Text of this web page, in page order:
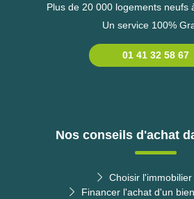
Plus de 20 000 logements neufs
Un service 100%
01 41 32 58 67
Nos conseils d'achat
Choisir
Financer l'achat d'un